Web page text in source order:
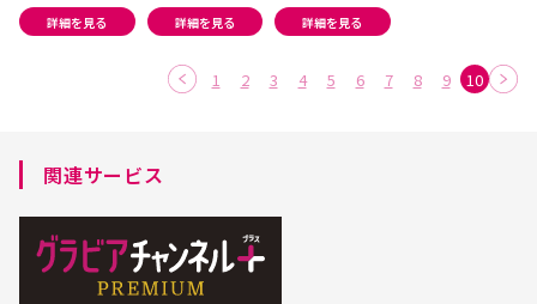
詳細を見る
詳細を見る
詳細を見る
1 2 3 4 5 6 7 8 9 10
関連サービス